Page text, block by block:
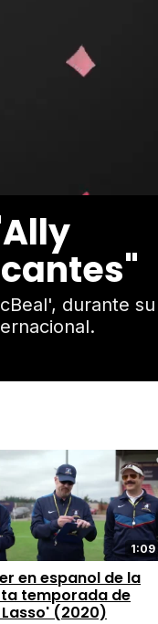
durante
1:09
en espanol de la
temporada de
(2020)